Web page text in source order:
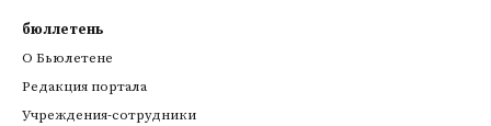
бюллетень
О Бьюлетене
Редакция портала
Учреждения-сотрудники